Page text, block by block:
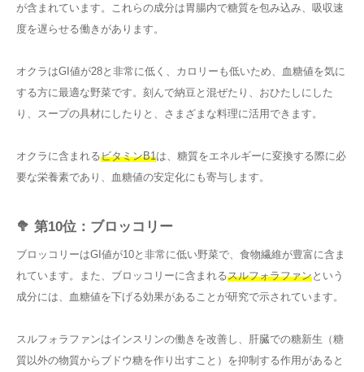
が含まれています。これらの成分は胃腸内で糖質を包み込み、吸収速
度を遅らせる働きがあります。
オクラはGI値が28と非常に低く、カロリーも低いため、血糖値を気に
する方に最適な野菜です。刻んで納豆と混ぜたり、おひたしにした
り、スープの具材にしたりと、さまざまな料理に活用できます。
オクラに含まれるビタミンB1は、糖質をエネルギーに変換する際に必
要な栄養素であり、血糖値の安定化にも寄与します。
🥦 第10位：ブロッコリー
ブロッコリーはGI値が10と非常に低い野菜で、食物繊維が豊富に含ま
れています。また、ブロッコリーに含まれるスルフォラファンという
成分には、血糖値を下げる効果があることが研究で示されています。
スルフォラファンはインスリンの働きを改善し、肝臓での糖新生（糖
質以外の物質からブドウ糖を作り出すこと）を抑制する作用があると